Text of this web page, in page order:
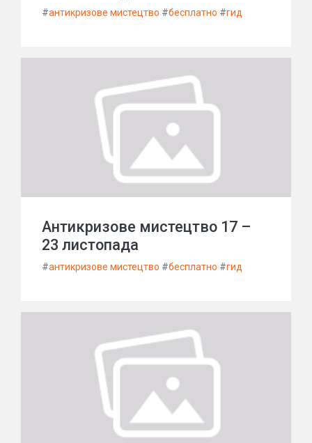
#антикризове мистецтво #бесплатно #гид
Антикризове мистецтво 17 –
23 листопада
#антикризове мистецтво #бесплатно #гид